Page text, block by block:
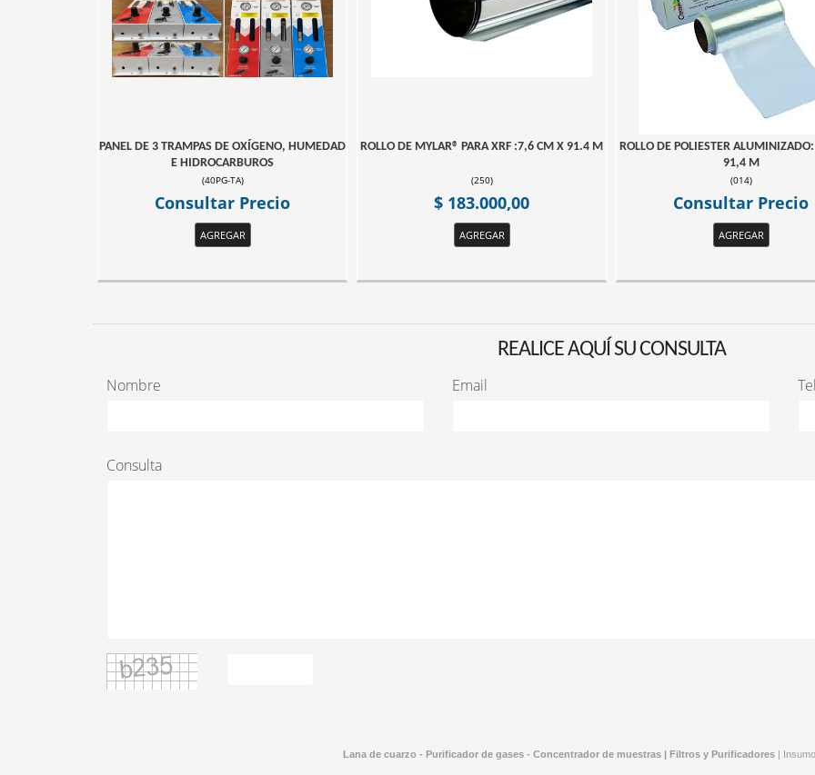
PANEL DE 3 TRAMPAS DE OXÍGENO, HUMEDAD
E HIDROCARBUROS
(40PG-TA)
Consultar Precio
AGREGAR
ROLLO DE MYLAR® PARA XRF :7,6 CM X 91.4 M
(250)
$ 183.000,00
AGREGAR
ROLLO DE POLIESTER
91,4 M
(014)
Consultar Precio
AGREGAR
REALICE AQUÍ SU CONSULTA
Nombre Email
Consulta
Lana de cuarzo - Purificador de gases - Concentrador de muestras | Filtros y Purificadores |